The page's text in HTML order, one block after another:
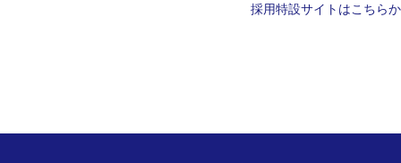
採用特設サイトはこちら